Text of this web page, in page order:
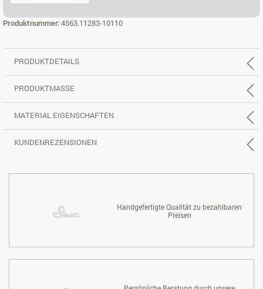
Produktnummer:4563.11283-10110
PRODUKTDETAILS
PRODUKTMASSE
MATERIAL EIGENSCHAFTEN
KUNDENREZENSIONEN
Handgefertigte Qualität zu bezahlbaren
Preisen